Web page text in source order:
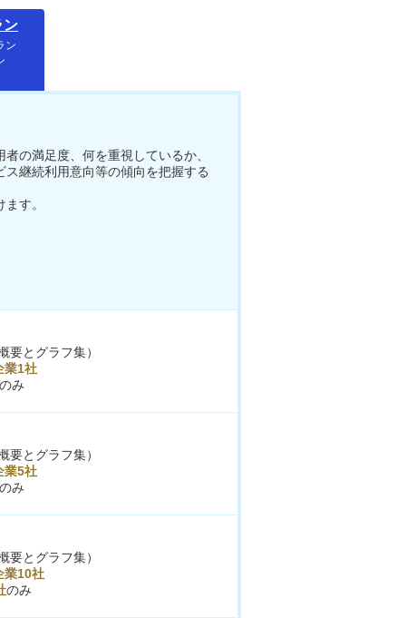
ン
ン
の満足度、何を重視しているか、
継続利用意向等の傾向を把握する
す。
要とグラフ集）
業1社
のみ
要とグラフ集）
業5社
のみ
要とグラフ集）
業10社
のみ